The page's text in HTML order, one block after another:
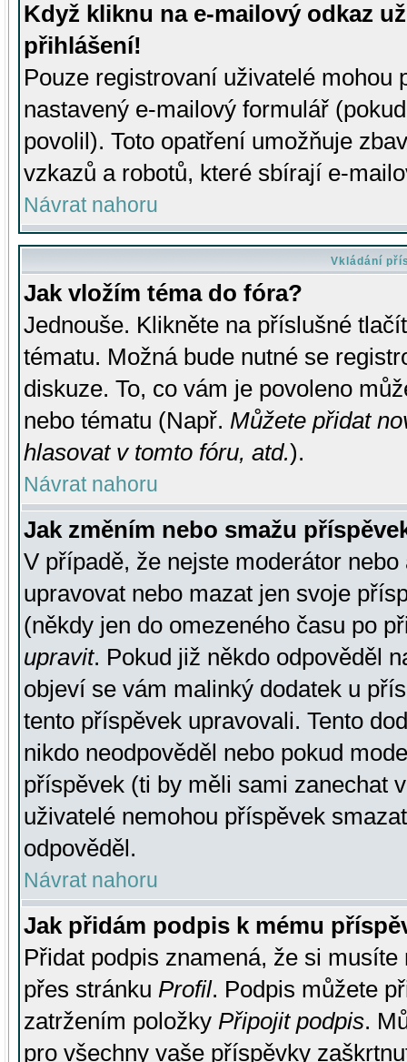
Když kliknu na e-mailový odkaz
přihlášení!
Pouze registrovaní uživatelé mohou
nastavený e-mailový formulář
povolil). Toto opatření umožňuje
vzkazů a robotů, které sbírají e-
Návrat nahoru
Vkládání
Jak vložím téma do fóra?
Jednouše. Klikněte na příslušné
tématu. Možná bude nutné se
diskuze. To, co vám je povoleno
nebo tématu (Např. Můžete přidat
hlasovat v tomto fóru, atd.).
Návrat nahoru
Jak změním nebo smažu
V případě, že nejste moderátor
upravovat nebo mazat jen svoje
(někdy jen do omezeného času po
upravit. Pokud již někdo odpověděl
objeví se vám malinký dodatek u
tento příspěvek upravovali. Tento
nikdo neodpověděl nebo pokud
příspěvek (ti by měli sami zanechat
uživatelé nemohou příspěvek
odpověděl.
Návrat nahoru
Jak přidám podpis k mému
Přidat podpis znamená, že si
přes stránku Profil. Podpis můžete
zatržením položky Připojit podpis.
pro všechny vaše příspěvky